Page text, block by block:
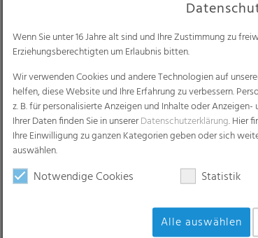
Wenn Sie unter 16 Jahre alt sind und Ihre Zustimmung zu
Erziehungsberechtigten um Erlaubnis bitten.
Wir verwenden Cookies und andere Technologien auf
helfen, diese Website und Ihre Erfahrung zu verbessern.
z. B. für personalisierte Anzeigen und Inhalte oder
Ihrer Daten finden Sie in unsererDatenschutzerklärung. Hier
Ihre Einwilligung zu ganzen Kategorien geben oder sich
auswählen.
Notwendige Cookies Statistik
Alle auswählen